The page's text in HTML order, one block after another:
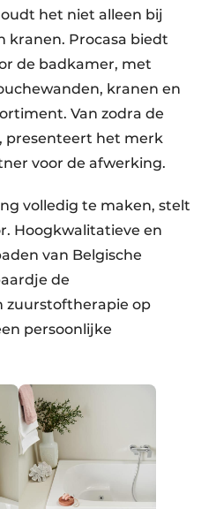
het niet alleen bij
kranen. Procasa biedt
de badkamer, met
kranen en
Van zodra de
presenteert het merk
voor de afwerking.
volledig te maken, stelt
Hoogkwalitatieve en
van Belgische
de
zuurstoftherapie op
persoonlijke